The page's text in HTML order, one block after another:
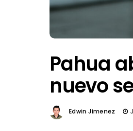
Pahua
nuevo
Edwin Jimenez